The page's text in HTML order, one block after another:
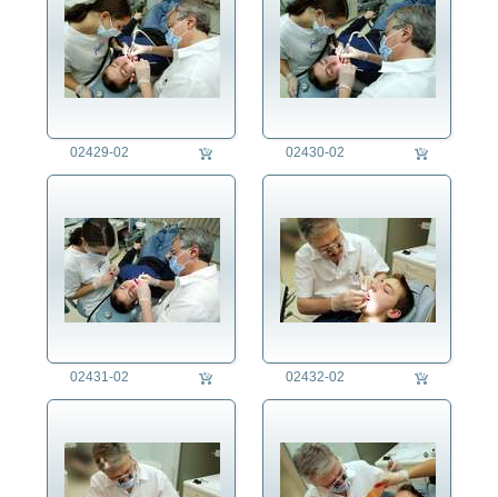
Zahntechniker/in
Zigarrendreher/in
Zimmermann
Zivildienstleistender
Architektur
Denkmalpflege
Energie
Ernährung
Erziehung
Fest/Festlichkeit
Freizeit
Kriminalität
Kunst
02429-02 02430-02
02431-02 02432-02